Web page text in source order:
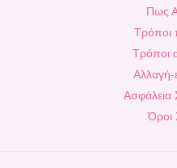
Πως
Τρόποι
Τρόποι
Αλλαγή-
Ασφάλεια
Όροι